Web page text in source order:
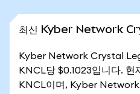
최신 Kyber Network
Kyber Network Crystal
KNCL당 $0.1023입니다. 현
KNCL이며, Kyber